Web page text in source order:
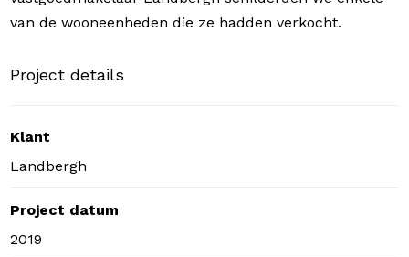
van de wooneenheden die ze hadden verkocht.
Project details
Klant
Landbergh
Project datum
2019